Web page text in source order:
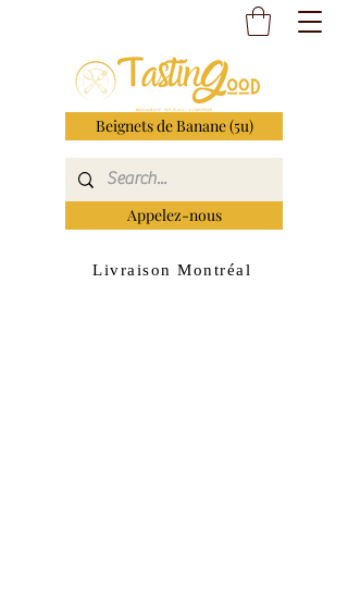
Beignets de Banane (5u)
Appelez-nous
Livraison Montréal